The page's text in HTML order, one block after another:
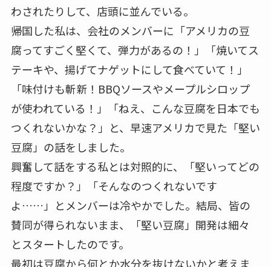
わされたりして、店頭に並んでいる。
帰国した私は、会社のメンバーに「アメリカの豆
腐ってすごく堅くて、弾力があるの！」「焼いてス
テーキや、揚げてナゲットにして食べていて！」
「味付けも斬新！BBQソースやメープルシロップ
が使われている！」「ねえ、こんな豆腐を日本でも
つくれないかな？」と、早速アメリカで見た「堅い
豆腐」の話をしました。
興奮して話をする私とは対照的に、「堅いってどの
程度ですか？」「そんなのつくれないです
よ……」とメンバーは冷やかでした。結局、皆の
賛同が得られないまま、「堅い豆腐」開発は細々
とスタートしたのです。
最初は豆腐から何とか水分を抜けないかと考えま